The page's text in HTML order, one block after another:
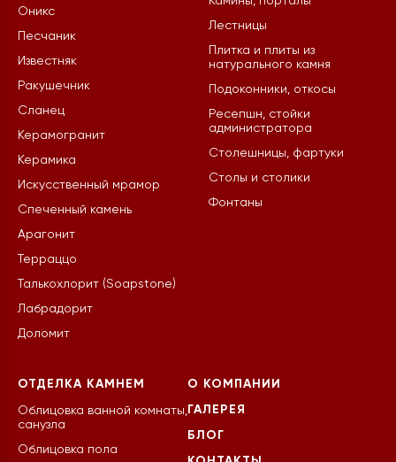
Оникс
Песчаник
Известняк
Ракушечник
Сланец
Керамогранит
Керамика
Искусственный мрамор
Спеченный камень
Арагонит
Терраццо
Талькохлорит (Soapstone)
Лабрадорит
Доломит
Лестницы
Плитка и плиты из
натурального камня
Подоконники, откосы
Ресепшн, стойки
администратора
Столешницы, фартуки
Столы и столики
Фонтаны
ОТДЕЛКА КАМНЕМ
Облицовка ванной комнаты,
санузла
Облицовка пола
О КОМПАНИИ
ГАЛЕРЕЯ
БЛОГ